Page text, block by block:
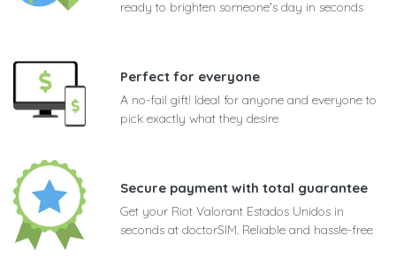
ready to brighten someone's day in seconds
Perfect for everyone
A no-fail gift! Ideal for anyone and everyone to
pick exactly what they desire
Secure payment with total guarantee
Get your Riot Valorant Estados Unidos in
seconds at doctorSIM. Reliable and hassle-free